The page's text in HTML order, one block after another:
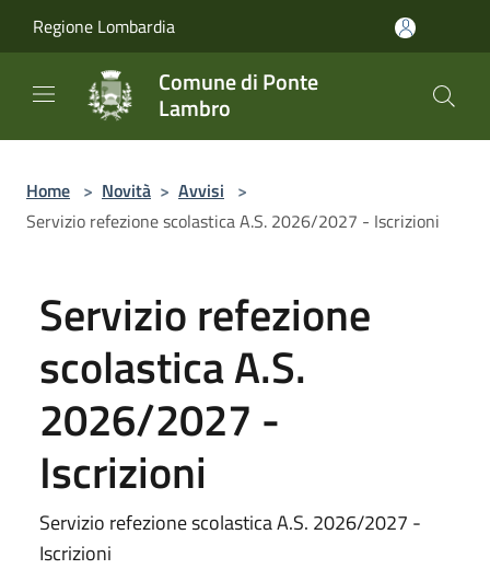
Regione Lombardia
Comune di Ponte
Lambro
Home > Novità > Avvisi >
Servizio refezione scolastica A.S. 2026/2027 - Iscrizioni
Servizio refezione
scolastica A.S.
2026/2027 -
Iscrizioni
Servizio refezione scolastica A.S. 2026/2027 -
Iscrizioni